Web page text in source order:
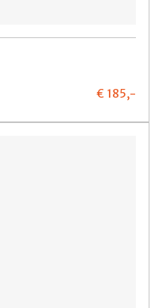
€ 185,-